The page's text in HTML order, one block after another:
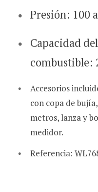
Presión: 100
Capacidad
combustible:
Accesorios
con copa de
metros, lanza y
medidor.
Referencia: